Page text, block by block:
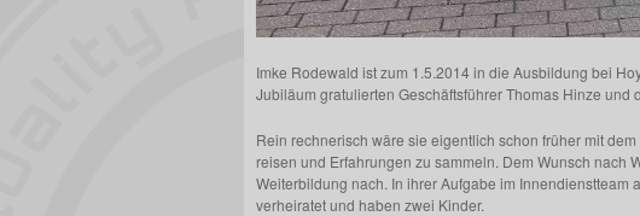
Imke Rodewald ist zum 1.5.2014 in die Ausbildung bei
Jubiläum gratulierten Geschäftsführer Thomas Hinze und
Rein rechnerisch wäre sie eigentlich schon früher mit
reisen und Erfahrungen zu sammeln. Dem Wunsch
Weiterbildung nach. In ihrer Aufgabe im
verheiratet und haben zwei Kinder.